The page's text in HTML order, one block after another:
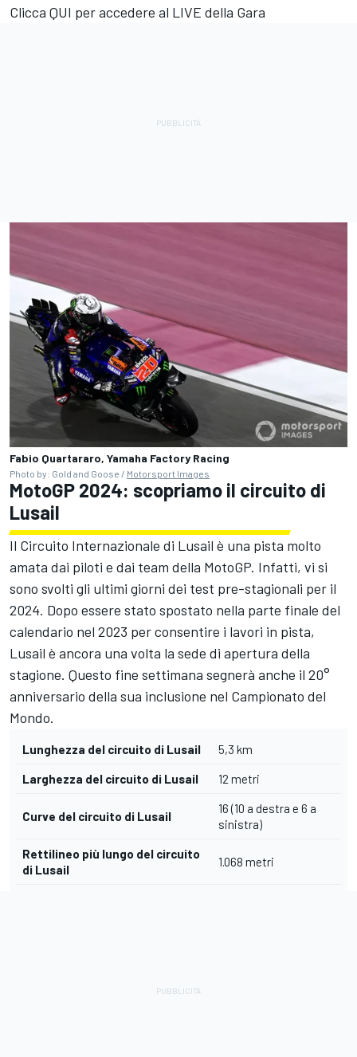
Clicca QUI per accedere al LIVE della Gara
Fabio Quartararo, Yamaha Factory Racing
Photo by: Gold and Goose / Motorsport Images
MotoGP 2024: scopriamo il circuito di
Lusail
Il Circuito Internazionale di Lusail è una pista molto
amata dai piloti e dai team della MotoGP. Infatti, vi si
sono svolti gli ultimi giorni dei test pre-stagionali per il
2024. Dopo essere stato spostato nella parte finale del
calendario nel 2023 per consentire i lavori in pista,
Lusail è ancora una volta la sede di apertura della
stagione. Questo fine settimana segnerà anche il 20°
anniversario della sua inclusione nel Campionato del
Mondo.
Lunghezza del circuito di Lusail 5,3 km
Larghezza del circuito di Lusail 12 metri
Curve del circuito di Lusail
16 (10 a destra e 6 a
sinistra)
Rettilineo più lungo del circuito
di Lusail
1.068 metri